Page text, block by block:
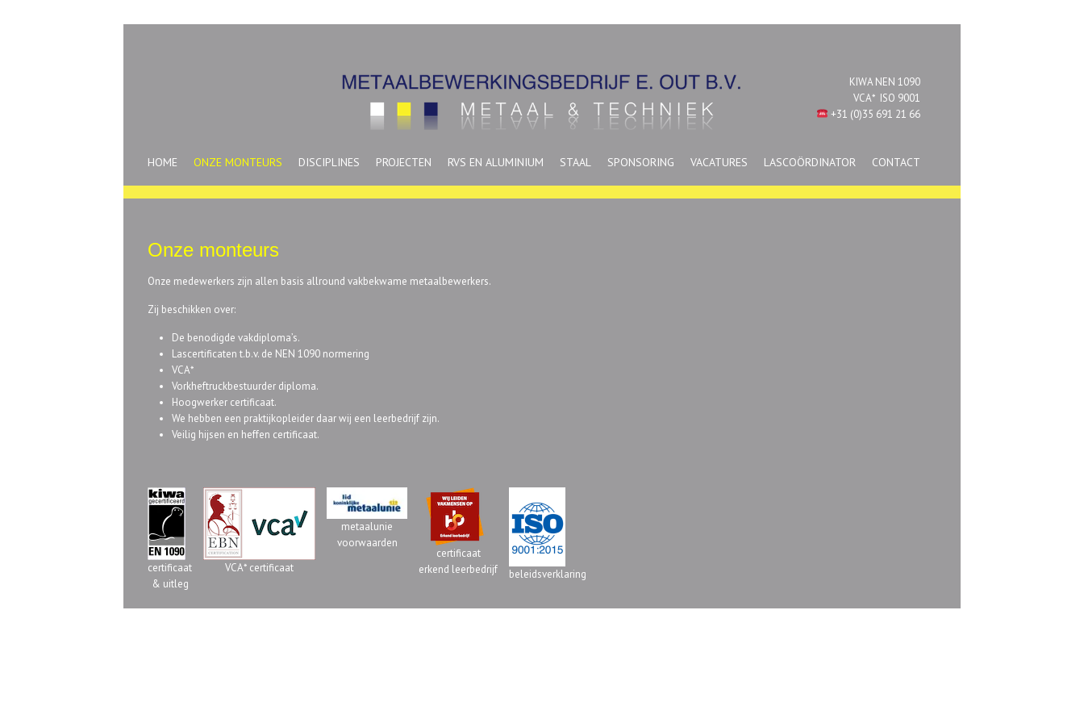
KIWA NEN 1090
VCA* ISO 9001
+31 (0)35 691 21 66
HOME ONZE MONTEURS DISCIPLINES PROJECTEN RVS EN ALUMINIUM STAAL SPONSORING VACATURES LASCOÖRDINATOR CONTACT
Onze monteurs
Onze medewerkers zijn allen basis allround vakbekwame metaalbewerkers.
Zij beschikken over:
De benodigde vakdiploma’s.
Lascertificaten t.b.v. de NEN 1090 normering
VCA*
Vorkheftruckbestuurder diploma.
Hoogwerker certificaat.
We hebben een praktijkopleider daar wij een leerbedrijf zijn.
Veilig hijsen en heffen certificaat.
certificaat
& uitleg
VCA* certificaat
metaalunie
voorwaarden
certificaat
erkend leerbedrijf
beleidsverklaring